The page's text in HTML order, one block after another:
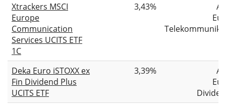
Xtrackers MSCI
Europe
Communication
Services UCITS ETF
1C
3,43%
Deka Euro iSTOXX ex
Fin Dividend Plus
UCITS ETF
3,39%